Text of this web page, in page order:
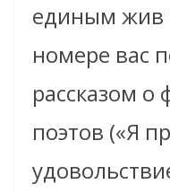
единым жив
номере вас
рассказом о
поэтов («Я